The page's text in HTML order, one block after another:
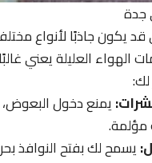
جدة
قد يكون جاذبًا لأنواع
الهواء العليلة يعني
يمنع دخول البعوض،
مؤلمة.
يسمح لك بفتح النوافذ